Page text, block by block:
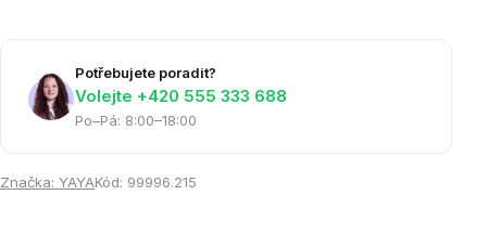
Potřebujete poradit?
Volejte ‭+420 555 333 688
Po–Pá: 8:00–18:00
Značka: YAYAKód: 99996.215